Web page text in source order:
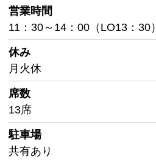
営業時間
11：30～14：00（LO13：30）
休み
月火休
席数
13席
駐車場
共有あり